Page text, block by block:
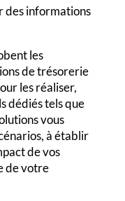
des informations
les
de trésorerie
les réaliser,
dédiés tels que
vous
à établir
de vos
de votre